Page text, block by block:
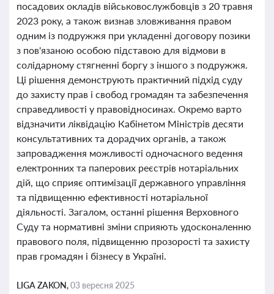
посадових окладів військовослужбовців з 20 травня
2023 року, а також визнав зловживання правом
одним із подружжя при укладенні договору позики
з пов'язаною особою підставою для відмови в
солідарному стягненні боргу з іншого з подружжя.
Ці рішення демонструють практичний підхід суду
до захисту прав і свобод громадян та забезпечення
справедливості у правовідносинах. Окремо варто
відзначити ліквідацію Кабінетом Міністрів десяти
консультативних та дорадчих органів, а також
запровадження можливості одночасного ведення
електронних та паперових реєстрів нотаріальних
дій, що сприяє оптимізації державного управління
та підвищенню ефективності нотаріальної
діяльності. Загалом, останні рішення Верховного
Суду та нормативні зміни сприяють удосконаленню
правового поля, підвищенню прозорості та захисту
прав громадян і бізнесу в Україні.
LIGA ZAKON,03 вересня 2025